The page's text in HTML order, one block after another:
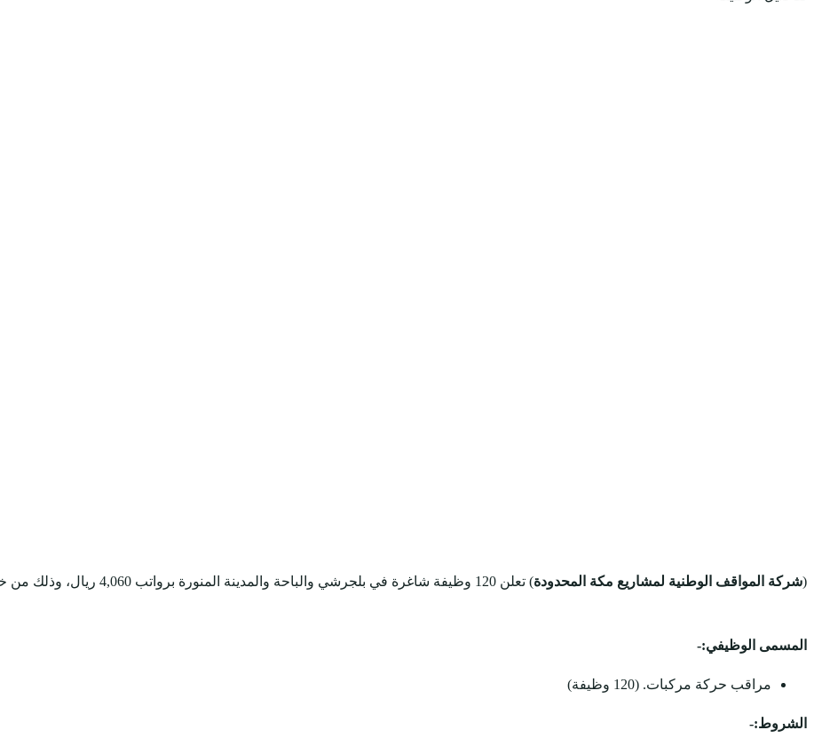
(شركة المواقف الوطنية لمشاريع مكة المحدودة) تعلن 120 وظيفة شاغرة في بلجرشي والباحة والمدينة المنورة برواتب 4,060 ريال، وذلك من خلال التفاصيل الآتية.
المسمى الوظيفي:-
مراقب حركة مركبات. (120 وظيفة)
الشروط:-